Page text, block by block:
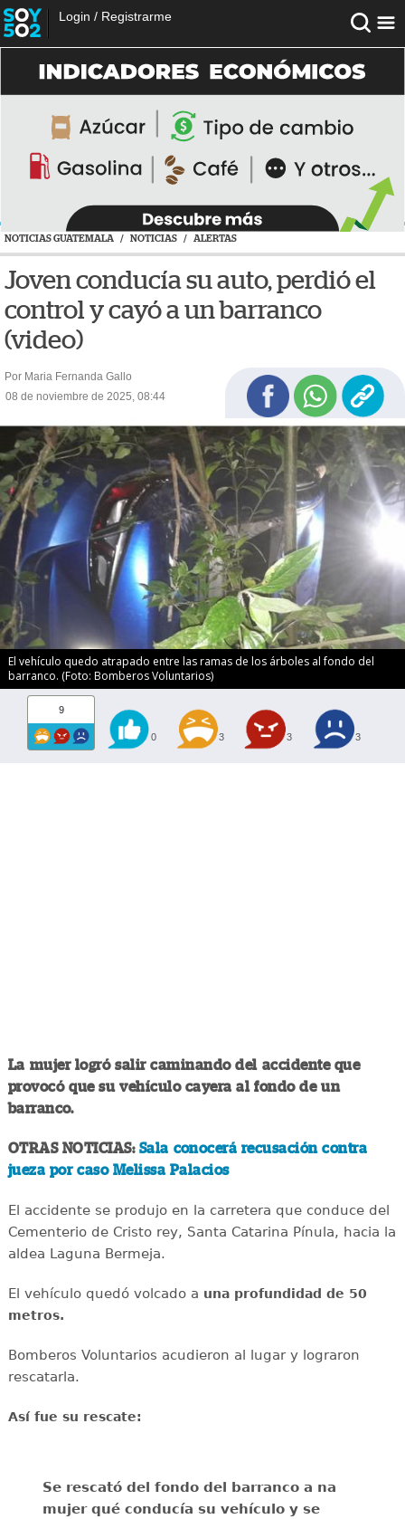
Login / Registrarme
NOTICIAS GUATEMALA / NOTICIAS / ALERTAS
Joven conducía su auto, perdió el
control y cayó a un barranco
(video)
Por Maria Fernanda Gallo
08 de noviembre de 2025, 08:44
El vehículo quedo atrapado entre las ramas de los árboles al fondo del
barranco. (Foto: Bomberos Voluntarios)
9
0 3 3 3
La mujer logró salir caminando del accidente que
provocó que su vehículo cayera al fondo de un
barranco.
OTRAS NOTICIAS: Sala conocerá recusación contra
jueza por caso Melissa Palacios
El accidente se produjo en la carretera que conduce del
Cementerio de Cristo rey, Santa Catarina Pínula, hacia la
aldea Laguna Bermeja.
El vehículo quedó volcado a una profundidad de 50
metros.
Bomberos Voluntarios acudieron al lugar y lograron
rescatarla.
Así fue su rescate:
Se rescató del fondo del barranco a na
mujer qué conducía su vehículo y se